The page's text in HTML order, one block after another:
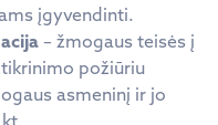
įgyvendinti.
– žmogaus teisės į
požiūriu
asmeninį ir jo